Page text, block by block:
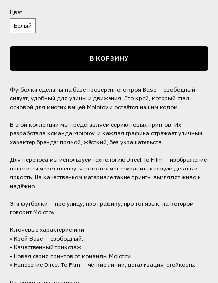
Цвет
Белый
В КОРЗИНУ
Футболки сделаны на базе проверенного кроя Base — свободный
силуэт, удобный для улицы и движения. Это крой, который стал
основой для многих вещей Molotov и остаётся нашим кодом.
В этой коллекции мы представляем серию новых принтов. Их
разработала команда Molotov, и каждая графика отражает уличный
характер бренда: прямой, жёсткий, без украшательств.
Для переноса мы используем технологию Direct To Film — изображение
наносится через плёнку, что позволяет сохранить каждую деталь и
яркость. На качественном материале такие принты выглядят живо и
надёжно.
Эти футболки — про улицу, про графику, про тот язык, на котором
говорит Molotov.
Ключевые характеристики
• Крой Base — свободный.
• Качественный трикотаж.
• Новая серия принтов от команды Molotov.
• Нанесение Direct To Film — чёткие линии, детализация, стойкость.